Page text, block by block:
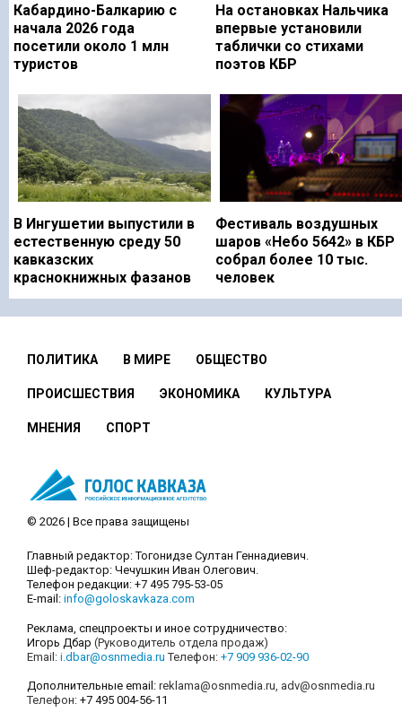
Кабардино-Балкарию с
начала 2026 года
посетили около 1 млн
туристов
На остановках Нальчика
впервые установили
таблички со стихами
поэтов КБР
В Ингушетии выпустили в
естественную среду 50
кавказских
краснокнижных фазанов
Фестиваль воздушных
шаров «Небо 5642» в КБР
собрал более 10 тыс.
человек
ПОЛИТИКА В МИРЕ ОБЩЕСТВО
ПРОИСШЕСТВИЯ ЭКОНОМИКА КУЛЬТУРА
МНЕНИЯ СПОРТ
© 2026 | Все права защищены
Главный редактор: Тогонидзе Султан Геннадиевич.
Шеф-редактор: Чечушкин Иван Олегович.
Телефон редакции: +7 495 795-53-05
E-mail: info@goloskavkaza.com
Реклама, спецпроекты и иное сотрудничество:
Игорь Дбар (Руководитель отдела продаж)
Email: i.dbar@osnmedia.ru Телефон: +7 909 936-02-90
Дополнительные email: reklama@osnmedia.ru adv@osnmedia.ru
Телефон: +7 495 004-56-11